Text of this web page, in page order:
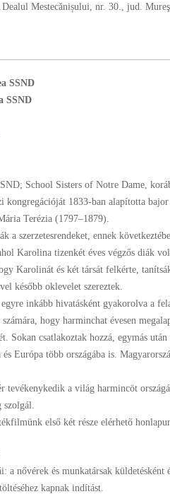
Mestecănișului, nr. 30., jud. Mureş
SSND
SSND
School Sisters of Notre Dame,
kongregációját 1833-ban alapította
Terézia (1797–1879).
a szerzetesrendeket, ennek
Karolina tizenkét éves végzős diák
Karolinát és két társát felkérte,
később oklevelet szereztek.
inkább hivatásként gyakorolva a
hogy harminchat évesen
Sokan csatlakoztak hozzá, egymás
Európa több országába is.
a világ harmincöt
első két része elérhető
a nővérek és munkatársak
kapnak indítást.